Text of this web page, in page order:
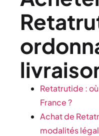
Retatrutide :
France ?
Achat de
modalités